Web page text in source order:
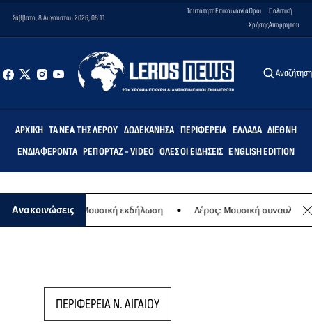
Σάββατο, 8 Αυγούστου 2026, 08:11
ΤαυτότηταΕπικοινωνίαΌροι
Χρήσης
Πολιτική
Απορρήτου
Αναζήτηση
ΑΡΧΙΚΉ ΤΑ ΝΈΑ ΤΗΣ ΛΈΡΟΥ ΔΩΔΕΚΆΝΗΣΑ ΠΕΡΙΦΈΡΕΙΑ ΕΛΛΆΔΑ ΔΙΕΘΝΉ
ΕΝΔΙΑΦΈΡΟΝΤΑ ΡΕΠΟΡΤΆΖ - VIDEO ΌΛΕΣ ΟΙ ΕΙΔΉΣΕΙΣ ENGLISH EDITION
Ανακοινώσεις
Παναγίας - Μουσική εκδήλωση Λέρος: Μουσική συναυλία των
ΠΕΡΙΦΕΡΕΙΑ Ν. ΑΙΓΑΙΟΥ